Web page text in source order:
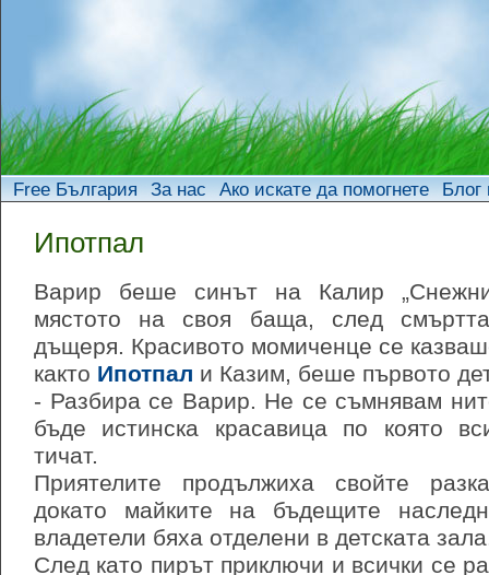
Free България За нас Ако искате да помогнете Блог
Ипотпал
Варир беше синът на Калир
мястото на своя баща, след
дъщеря. Красивото момиченце се
както Ипотпал и Казим, беше първото
- Разбира се Варир. Не се съмнявам
бъде истинска красавица по която
тичат.
Приятелите продължиха свойте
докато майките на бъдещите
владетели бяха отделени в детската
След като пирът приключи и всички се